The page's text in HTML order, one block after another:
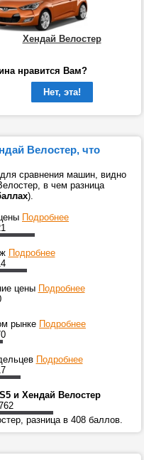
Хендай Велостер
нравится Вам?
Нет, эта!
Велостер, что
сравнения машин, видно
в чем разница
).
Подробнее
Подробнее
цены Подробнее
рынке Подробнее
Подробнее
и Хендай Велостер
разница в 408 баллов.